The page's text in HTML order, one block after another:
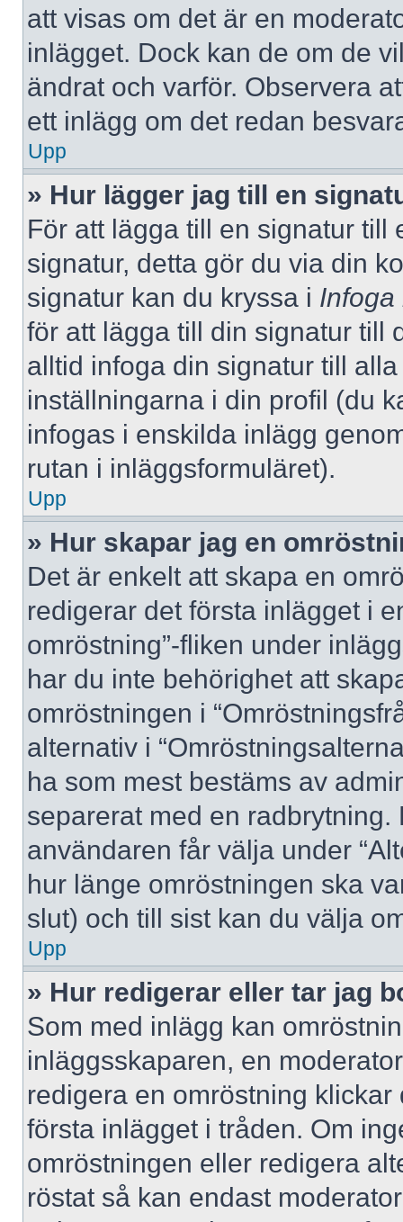
att visas om det är en
inlägget. Dock kan de om de
ändrat och varför. Observera
ett inlägg om det redan
Upp
» Hur lägger jag till en
För att lägga till en signatur till
signatur, detta gör du via din
signatur kan du kryssa i Infoga
för att lägga till din signatur till
alltid infoga din signatur till
inställningarna i din profil (du
infogas i enskilda inlägg
rutan i inläggsformuläret).
Upp
» Hur skapar jag en
Det är enkelt att skapa en
redigerar det första inlägget i
omröstning”-fliken under
har du inte behörighet att
omröstningen i
alternativ i
ha som mest bestäms av
separerat med en
användaren får välja under
hur länge omröstningen ska
slut) och till sist kan du välja
Upp
» Hur redigerar eller tar jag
Som med inlägg kan
inläggsskaparen, en
redigera en omröstning
första inlägget i tråden. Om
omröstningen eller redigera
röstat så kan endast